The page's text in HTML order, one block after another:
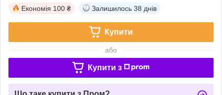
Економія 100 ₴ Залишилось 38 днів
Купити
або
Купити з